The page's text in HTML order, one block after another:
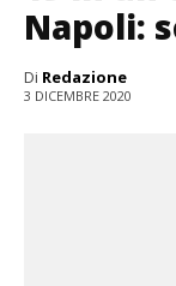
Napoli:
Di Redazione
3 DICEMBRE 2020